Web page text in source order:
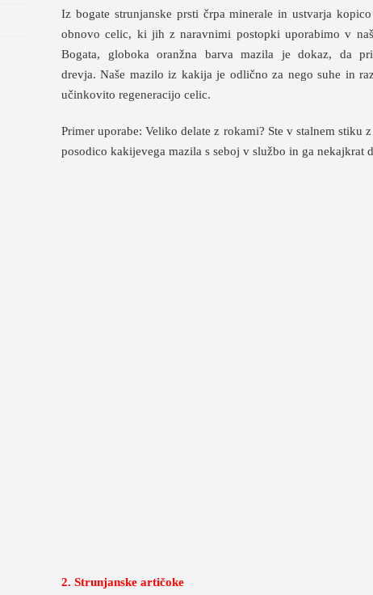
Iz bogate strunjanske prsti črpa minerale in ustvarja
obnovo celic, ki jih z naravnimi postopki uporabimo v
Bogata, globoka oranžna barva mazila je dokaz, da
drevja. Naše mazilo iz kakija je odlično za nego suhe in
učinkovito regeneracijo celic.
Primer uporabe: Veliko delate z rokami? Ste v stalnem
posodico kakijevega mazila s seboj v službo in ga nekajkrat
2. Strunjanske artičoke